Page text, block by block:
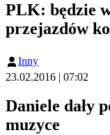
PLK: będzie
przejazdów
Inny
23.02.2016 | 07:02
Daniele dały
muzyce